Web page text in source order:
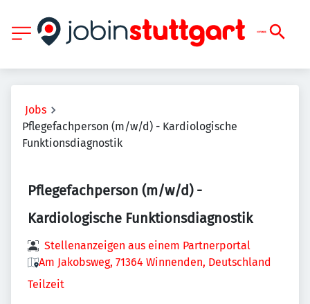
Jobs
Pflegefachperson (m/w/d) - Kardiologische
Funktionsdiagnostik
Pflegefachperson (m/w/d) -
Kardiologische Funktionsdiagnostik
Stellenanzeigen aus einem Partnerportal
Am Jakobsweg, 71364 Winnenden, Deutschland
Teilzeit